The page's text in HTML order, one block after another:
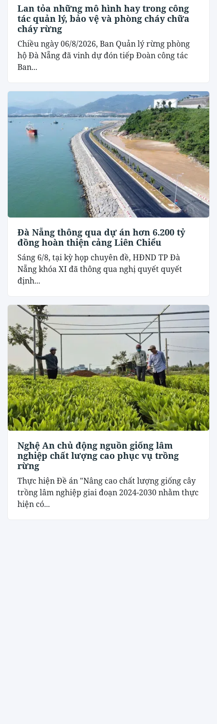
Lan tỏa những mô hình hay trong công
tác quản lý, bảo vệ và phòng cháy chữa
cháy rừng
Chiều ngày 06/8/2026, Ban Quản lý rừng phòng
hộ Đà Nẵng đã vinh dự đón tiếp Đoàn công tác
Ban...
Đà Nẵng thông qua dự án hơn 6.200 tỷ
đồng hoàn thiện cảng Liên Chiểu
Sáng 6/8, tại kỳ họp chuyên đề, HĐND TP Đà
Nẵng khóa XI đã thông qua nghị quyết quyết
định...
Nghệ An chủ động nguồn giống lâm
nghiệp chất lượng cao phục vụ trồng
rừng
Thực hiện Đề án "Nâng cao chất lượng giống cây
trồng lâm nghiệp giai đoạn 2024-2030 nhằm thực
hiện có...